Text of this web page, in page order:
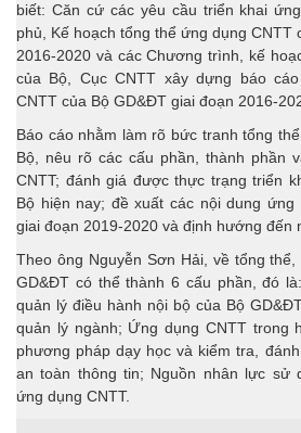
biết: Căn cứ các yêu cầu triển khai
phủ, Kế hoạch tổng thể ứng dụng CNTT
2016-2020 và các Chương trình, kế
của Bộ, Cục CNTT xây dựng báo
CNTT của Bộ GD&ĐT giai đoạn 2016-
Báo cáo nhằm làm rõ bức tranh tổng
Bộ, nêu rõ các cấu phần, thành phần
CNTT; đánh giá được thực trạng triển
Bộ hiện nay; đề xuất các nội dung ứng
giai đoạn 2019-2020 và định hướng đến
Theo ông Nguyễn Sơn Hải, về tổng
GD&ĐT có thể thành 6 cấu phần, đó
quản lý điều hành nội bộ của Bộ
quản lý ngành; Ứng dụng CNTT trong
phương pháp dạy học và kiểm tra,
an toàn thông tin; Nguồn nhân lực sử
ứng dụng CNTT.